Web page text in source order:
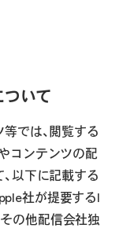
いて
では、閲覧する
コンテンツの配
以下に記載する
社が提要するI
の他配信会社独